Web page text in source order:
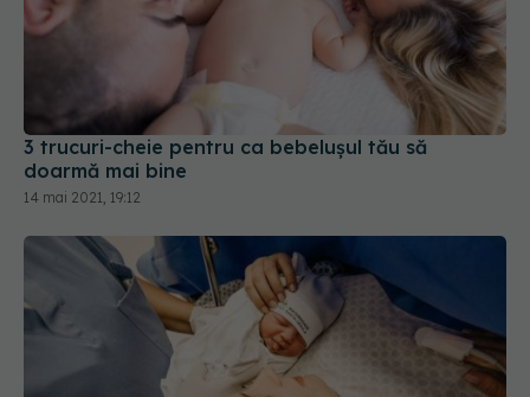
3 trucuri-cheie pentru ca bebelușul tău să
doarmă mai bine
14 mai 2021, 19:12